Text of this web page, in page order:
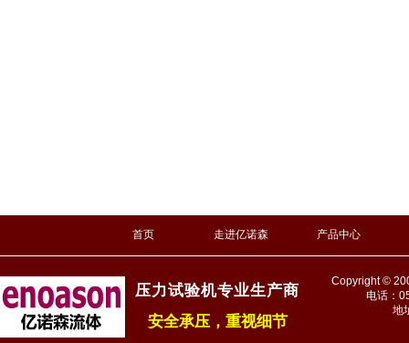
Copyright ©
电话：
地
首页 走进亿诺森 产品中心
压力试验机专业生产商
安全承压，重视细节